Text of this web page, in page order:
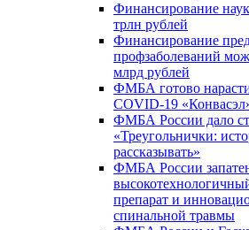
Финансирование
трлн рублей
Финансирование
профзаболеваний
млрд рублей
ФМБА готово
COVID-19
ФМБА России дало
«Треугольнички:
рассказывать»
ФМБА России
препарат и
спинальной травмы